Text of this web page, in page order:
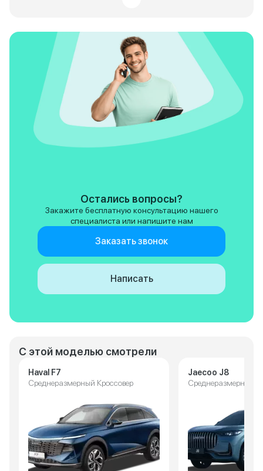
предусмотренно
светодиодов,
делать остановки
зависимости от
дороги и
понятный расход
как не
в городе хорошо
на сотню, но
маленьком баке
С этой моделью смотрели
Haval F7
Среднеразмерный Кроссовер
Jaecoo J8
Среднеразмерный
Остались вопросы?
Закажите бесплатную консультацию нашего
специалиста или напишите нам
Заказать звонок
Написать